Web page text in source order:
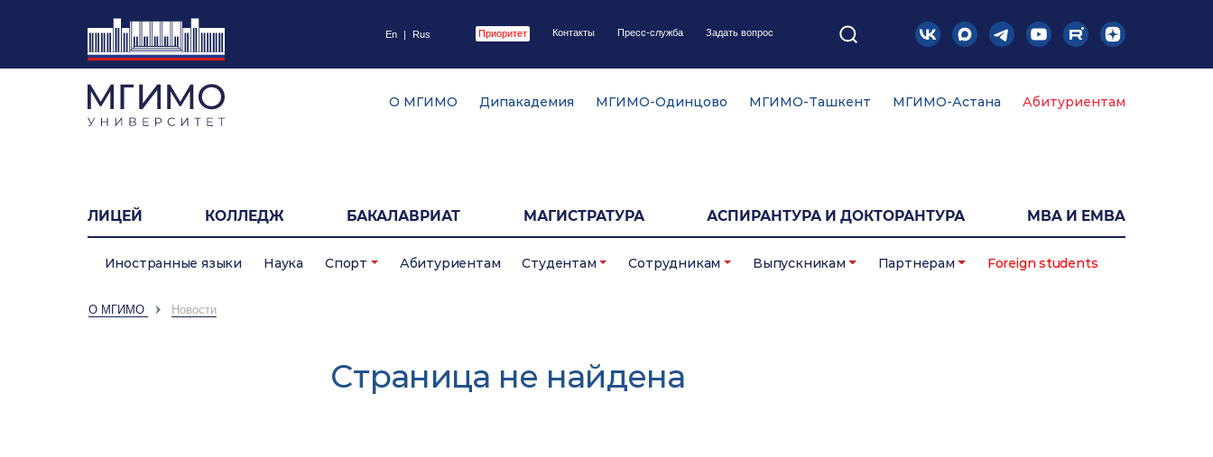
En | Rus Приоритет Контакты Пресс-служба Задать вопрос
О МГИМО Дипакадемия МГИМО-Одинцово МГИМО-Ташкент МГИМО-Астана Абитуриентам
ЛИЦЕЙ КОЛЛЕДЖ БАКАЛАВРИАТ МАГИСТРАТУРА АСПИРАНТУРА И ДОКТОРАНТУРА MBA И EMBA
Иностранные языки Наука Спорт Абитуриентам Студентам Сотрудникам Выпускникам Партнерам Foreign students
О МГИМО Новости
Cтраница не найдена